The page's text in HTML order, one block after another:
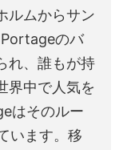
ルムからサン
のバ
れ、誰もが持
界中で人気を
はそのルー
います。移